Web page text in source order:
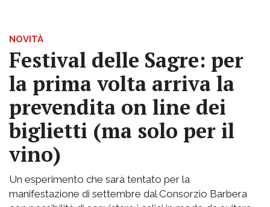
NOVITÀ
Festival delle Sagre: per
la prima volta arriva la
prevendita on line dei
biglietti (ma solo per il
vino)
Un esperimento che sarà tentato per la
manifestazione di settembre dal Consorzio Barbera